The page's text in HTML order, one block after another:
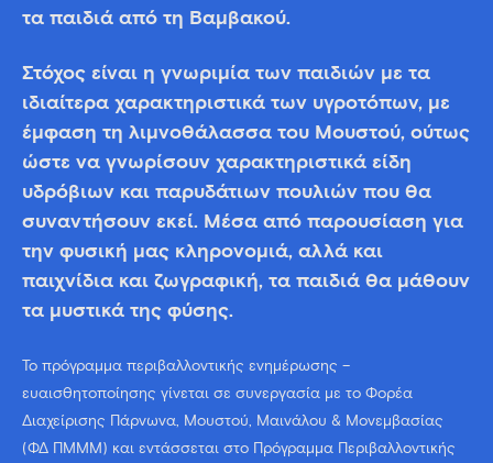
τα παιδιά από τη Βαμβακού.
Στόχος είναι η γνωριμία των παιδιών με τα
ιδιαίτερα χαρακτηριστικά των υγροτόπων, με
έμφαση τη λιμνοθάλασσα του Μουστού, ούτως
ώστε να γνωρίσουν χαρακτηριστικά είδη
υδρόβιων και παρυδάτιων πουλιών που θα
συναντήσουν εκεί. Μέσα από παρουσίαση για
την φυσική μας κληρονομιά, αλλά και
παιχνίδια και ζωγραφική, τα παιδιά θα μάθουν
τα μυστικά της φύσης.
Το πρόγραμμα περιβαλλοντικής ενημέρωσης –
ευαισθητοποίησης γίνεται σε συνεργασία με το Φορέα
Διαχείρισης Πάρνωνα, Μουστού, Μαινάλου & Μονεμβασίας
(ΦΔ ΠΜΜΜ) και εντάσσεται στο Πρόγραμμα Περιβαλλοντικής